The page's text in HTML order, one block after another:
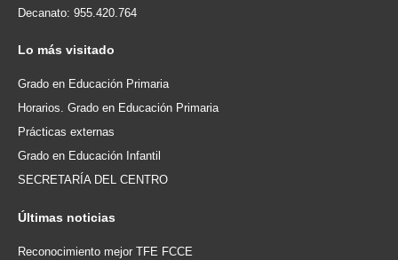
Decanato: 955.420.764
Lo más visitado
Grado en Educación Primaria
Horarios. Grado en Educación Primaria
Prácticas externas
Grado en Educación Infantil
SECRETARÍA DEL CENTRO
Últimas noticias
Reconocimiento mejor TFE FCCE